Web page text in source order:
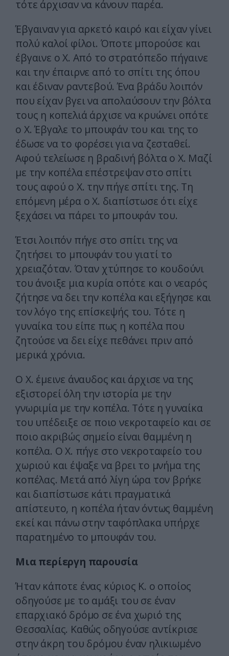
τότε άρχισαν να κάνουν παρέα.
Έβγαιναν για αρκετό καιρό και είχαν γίνει
πολύ καλοί φίλοι. Όποτε μπορούσε και
έβγαινε ο Χ. Από το στρατόπεδο πήγαινε
και την έπαιρνε από το σπίτι της όπου
και έδιναν ραντεβού. Ένα βράδυ λοιπόν
που είχαν βγει να απολαύσουν την βόλτα
τους η κοπελιά άρχισε να κρυώνει οπότε
ο Χ. Έβγαλε το μπουφάν του και της το
έδωσε να το φορέσει για να ζεσταθεί.
Αφού τελείωσε η βραδινή βόλτα ο Χ. Μαζί
με την κοπέλα επέστρεψαν στο σπίτι
τους αφού ο Χ. την πήγε σπίτι της. Τη
επόμενη μέρα ο Χ. διαπίστωσε ότι είχε
ξεχάσει να πάρει το μπουφάν του.
Έτσι λοιπόν πήγε στο σπίτι της να
ζητήσει το μπουφάν του γιατί το
χρειαζόταν. Όταν χτύπησε το κουδούνι
του άνοιξε μια κυρία οπότε και ο νεαρός
ζήτησε να δει την κοπέλα και εξήγησε και
τον λόγο της επίσκεψής του. Τότε η
γυναίκα του είπε πως η κοπέλα που
ζητούσε να δει είχε πεθάνει πριν από
μερικά χρόνια.
Ο Χ. έμεινε άναυδος και άρχισε να της
εξιστορεί όλη την ιστορία με την
γνωριμία με την κοπέλα. Τότε η γυναίκα
του υπέδειξε σε ποιο νεκροταφείο και σε
ποιο ακριβώς σημείο είναι θαμμένη η
κοπέλα. Ο Χ. πήγε στο νεκροταφείο του
χωριού και έψαξε να βρει το μνήμα της
κοπέλας. Μετά από λίγη ώρα τον βρήκε
και διαπίστωσε κάτι πραγματικά
απίστευτο, η κοπέλα ήταν όντως θαμμένη
εκεί και πάνω στην ταφόπλακα υπήρχε
παρατημένο το μπουφάν του.
Μια περίεργη παρουσία
Ήταν κάποτε ένας κύριος Κ. ο οποίος
οδηγούσε με το αμάξι του σε έναν
επαρχιακό δρόμο σε ένα χωριό της
Θεσσαλίας. Καθώς οδηγούσε αντίκρισε
στην άκρη του δρόμου έναν ηλικιωμένο